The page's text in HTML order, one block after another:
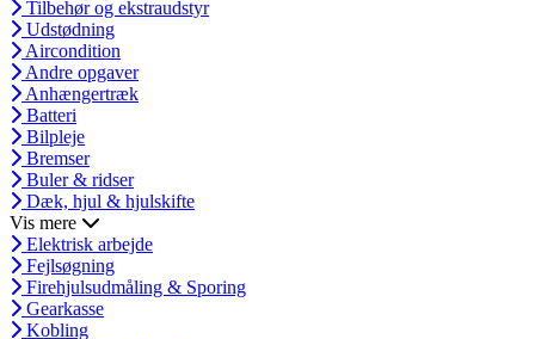
Tilbehør og ekstraudstyr
Udstødning
Aircondition
Andre opgaver
Anhængertræk
Batteri
Bilpleje
Bremser
Buler & ridser
Dæk, hjul & hjulskifte
Vis mere
Elektrisk arbejde
Fejlsøgning
Firehjulsudmåling & Sporing
Gearkasse
Kobling